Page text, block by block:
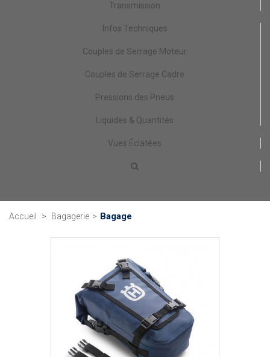
Transmission
Infos Techniques
Couples de Serrage Moteur
Couples de Serrage Cadre
Pressions des Pneus
Liquides & Quantités
Vues Éclatées
Accueil > Bagagerie > Bagage